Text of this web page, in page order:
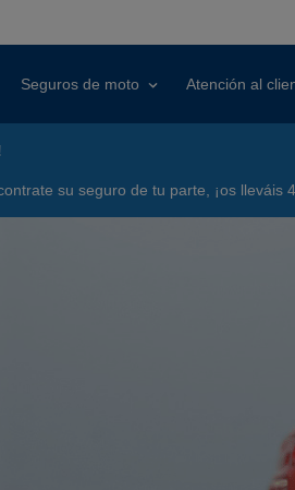
Seguros de moto Atención al
su seguro de tu parte, ¡os lleváis